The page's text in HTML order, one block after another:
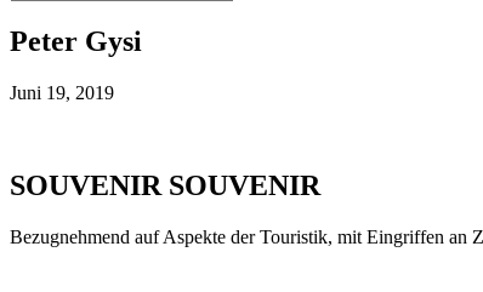
Peter Gysi
Juni 19, 2019
SOUVENIR SOUVENIR
Bezugnehmend auf Aspekte der Touristik, mit Eingriffen an